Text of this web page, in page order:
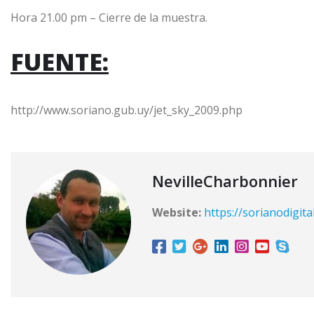
Hora 21.00 pm – Cierre de la muestra.
FUENTE:
http://www.soriano.gub.uy/jet_sky_2009.php
NevilleCharbonnier
Website: https://